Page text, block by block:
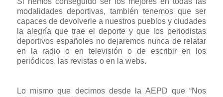
modalidades deportivas, también tenemos que ser
capaces de devolverle a nuestros pueblos y ciudades
la alegría que trae el deporte y que los periodistas
deportivos españoles no dejaremos nunca de relatar
en la radio o en televisión o de escribir en los
periódicos, las revistas o en la webs.
Lo mismo que decimos desde la AEPD que “Nos